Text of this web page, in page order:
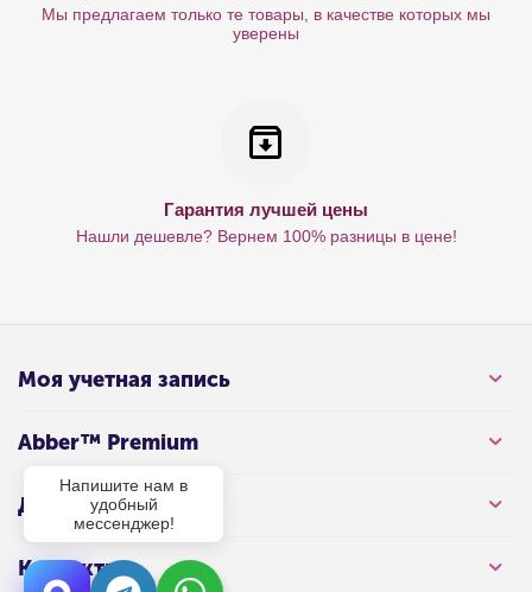
Мы предлагаем только те товары, в качестве которых мы
уверены
Гарантия лучшей цены
Нашли дешевле? Вернем 100% разницы в цене!
Моя учетная запись
Abber™ Premium
Для клиента
Контакты
Напишите нам в
удобный
мессенджер!